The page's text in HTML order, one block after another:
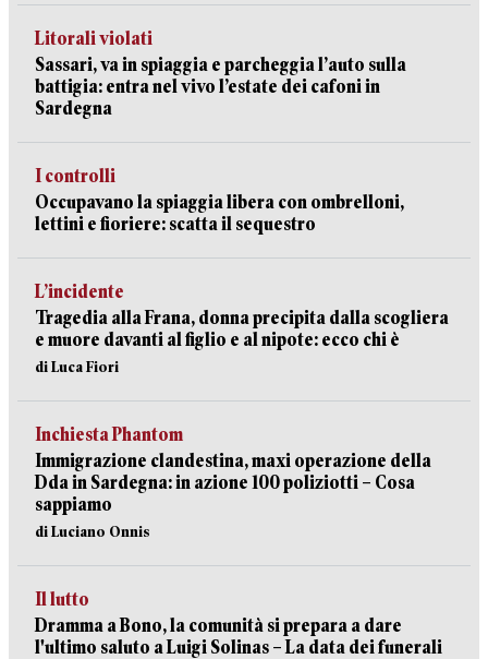
Litorali violati
Sassari, va in spiaggia e parcheggia l’auto sulla
battigia: entra nel vivo l’estate dei cafoni in
Sardegna
I controlli
Occupavano la spiaggia libera con ombrelloni,
lettini e fioriere: scatta il sequestro
L’incidente
Tragedia alla Frana, donna precipita dalla scogliera
e muore davanti al figlio e al nipote: ecco chi è
di Luca Fiori
Inchiesta Phantom
Immigrazione clandestina, maxi operazione della
Dda in Sardegna: in azione 100 poliziotti – Cosa
sappiamo
di Luciano Onnis
Il lutto
Dramma a Bono, la comunità si prepara a dare
l'ultimo saluto a Luigi Solinas – La data dei funerali